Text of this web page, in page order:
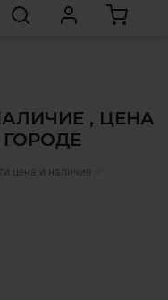
, ЦЕНА
цена и наличие ✅